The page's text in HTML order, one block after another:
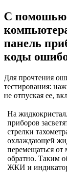
С помошью
панель
коды
Для прочтения
тестирования:
не отпуская ее,
На
приборов
стрелки
охлаждающей
перемещаться
обратно. Таким
ЖКИ и